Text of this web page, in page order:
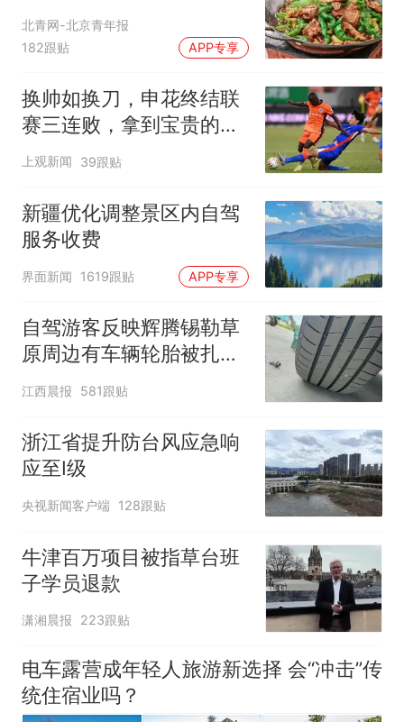
北青网-北京青年报
182跟贴
APP专享
换帅如换刀，申花终结联
赛三连败，拿到宝贵的续
命3分
上观新闻 39跟贴
新疆优化调整景区内自驾
服务收费
界面新闻 1619跟贴 APP专享
自驾游客反映辉腾锡勒草
原周边有车辆轮胎被扎，
修理店铺换胎价格高达千
江西晨报 581跟贴
浙江省提升防台风应急响
应至Ⅰ级
央视新闻客户端 128跟贴
牛津百万项目被指草台班
子学员退款
潇湘晨报 223跟贴
电车露营成年轻人旅游新选择 会“冲击”传
统住宿业吗？